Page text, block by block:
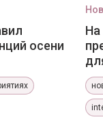
осени
На